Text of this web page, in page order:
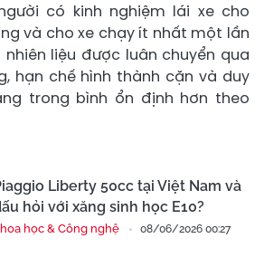
có kinh nghiệm lái xe cho
và cho xe chạy ít nhất một lần
liệu được luân chuyển qua
hạn chế hình thành cặn và duy
trong bình ổn định hơn theo
Liberty 50cc tại Việt Nam và
hỏi với xăng sinh học E10?
học & Công nghệ 08/06/2026 00:27